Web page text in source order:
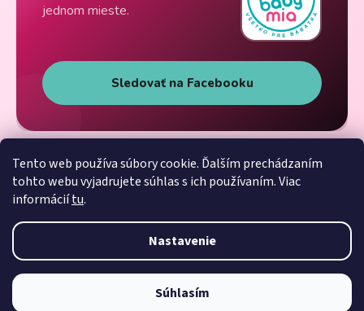
Tento web používa súbory cookie. Ďalším prechádzaním
tohto webu vyjadrujete súhlas s ich používaním. Viac
informáciítu.
Nastavenie
Súhlasím
jednom mieste.
Sledovať na Facebooku
Vytvoril Shoptet